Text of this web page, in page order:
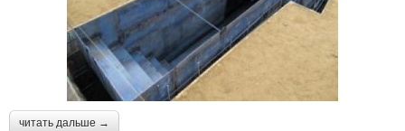
читать дальше →